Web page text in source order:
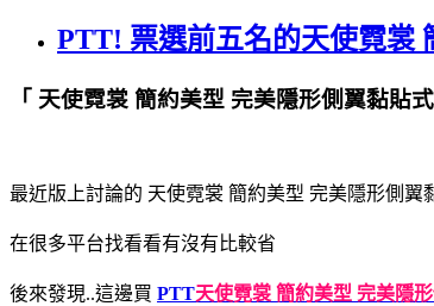
PTT! 票選前五名的天使霓裳
「 天使霓裳 簡約美型 完美隱形側翼黏貼
最近版上討論的 天使霓裳 簡約美型 完美隱形側翼
在很多平台找看看有沒有比較省
後來發現..這邊買 PTT天使霓裳 簡約美型 完美隱